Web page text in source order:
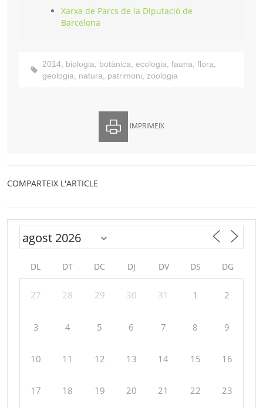
Xarxa de Parcs de la Diputació de
Barcelona
2014, biologia, botànica, ecologia, fauna, flora,
geologia, natura, patrimoni, zoologia
IMPRIMEIX
COMPARTEIX L'ARTICLE
DL DT DC DJ DV DS DG
27 28 29 30 31 1 2
3 4 5 6 7 8 9
10 11 12 13 14 15 16
17 18 19 20 21 22 23